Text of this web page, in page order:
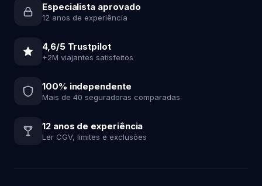
Especialista aprovado
12 anos de experiência
4,6/5 Trustpilot
+2M viajantes satisfeitos
100% independente
Mais de 40 seguradoras comparadas
12 anos de experiência
Ler CGV, limites e exclusões